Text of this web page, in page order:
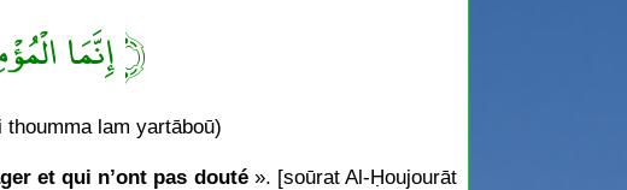
﴿ إِنَّمَا
thoumma lam yartāboū)
et qui n’ont pas douté». [soūrat Al-Ḥoujourāt